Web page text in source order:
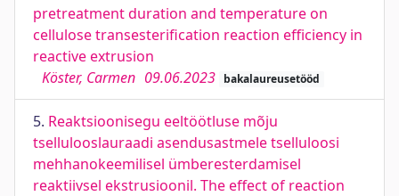
pretreatment duration and temperature on
cellulose transesterification reaction efficiency in
reactive extrusion
Köster, Carmen 09.06.2023 bakalaureusetööd
5. Reaktsioonisegu eeltöötluse mõju
tsellulooslauraadi asendusastmele tselluloosi
mehhanokeemilisel ümberesterdamisel
reaktiivsel ekstrusioonil. The effect of reaction